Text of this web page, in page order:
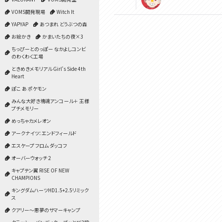
VOMS開発現場
Witch It
YAPYAP
あつまれ どうぶつの森
お絵かき
かまいたちの夜×3
ちっぴーとのっぽー なかよしコンビ
のわくわく工場
ときめきメモリアル Girl's Side 4th
Heart
ぽこ あ ポケモン
みんな大好き塊魂アンコール＋ 王様
プチメモリー
めっちゃカメレオン
アークナイツ：エンドフィールド
エスケープ フロム ダッコフ
オーバーウォッチ 2
キャプテン翼 RISE OF NEW
CHAMPIONS
キングダムハーツHD1.5+2.5リミック
ス
クアリー～悪夢のサマーキャンプ